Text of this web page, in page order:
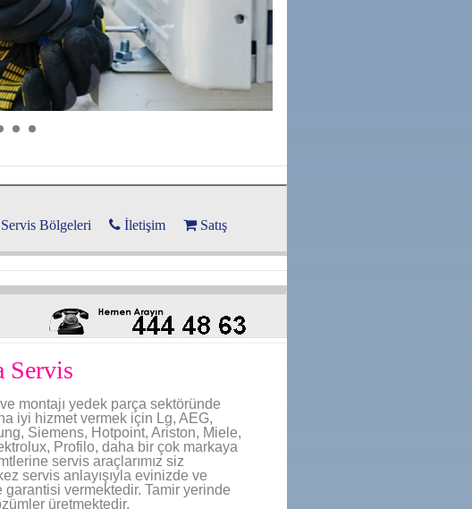
Servis Bölgeleri İletişim Satış
Servis
montajı yedek parça sektöründe
iyi hizmet vermek için Lg, AEG,
Siemens, Hotpoint, Ariston, Miele,
Profilo, daha bir çok markaya
servis araçlarımız siz
servis anlayışıyla evinizde ve
vermektedir. Tamir yerinde
üretmektedir.